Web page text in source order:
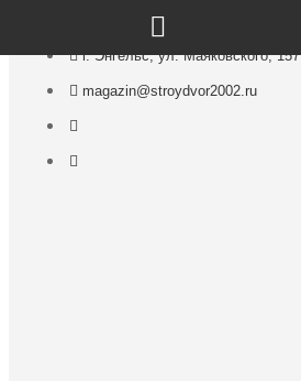
г. Энгельс, ул. Маяковского, 157
magazin@stroydvor2002.ru